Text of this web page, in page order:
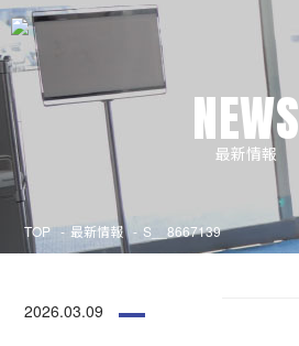
NEWS
最新情報
TOP 最新情報 S__8667139
2026.03.09